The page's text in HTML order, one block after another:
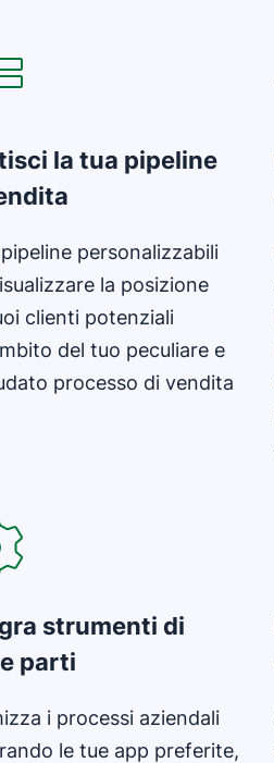
la tua pipeline
personalizzabili
la posizione
clienti potenziali
del tuo peculiare e
processo di vendita
strumenti di
parti
i processi aziendali
le tue app preferite,